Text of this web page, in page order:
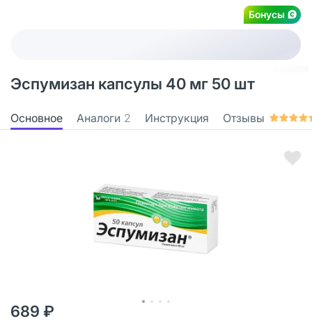
Бонусы
Эспумизан капсулы 40 мг 50 шт
Основное Аналоги 2 Инструкция Отзывы
689 ₽